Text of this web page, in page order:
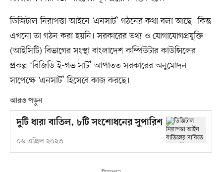
ডিজিটাল নিরাপত্তা আইনে ‘এনসার্ট’ গঠনের কথা বলা আছে। কিন্তু
এখনো তা গঠন করা হয়নি। সরকারের তথ্য ও যোগাযোগপ্রযুক্তি
(আইসিটি) বিভাগের সংস্থা বাংলাদেশ কম্পিউটার কাউন্সিলের
প্রকল্প ‘বিজিডি ই-গভ সার্ট’ আপাতত সরকারের অনুমোদন
সাপেক্ষে ‘এনসার্ট’ হিসেবে কাজ করছে।
আরও পড়ুন
দুটি ধারা বাতিল, ৮টি সংশোধনের সুপারিশ
০৬ এপ্রিল ২০২৩